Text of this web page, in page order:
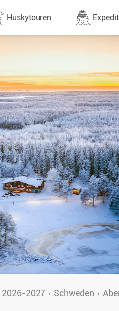
Huskytouren
1 Stoppflüge
& Skandinavien
mit Kindern
Antarktis
Arktis Reisen
Planung & Infos
2027 Schweden